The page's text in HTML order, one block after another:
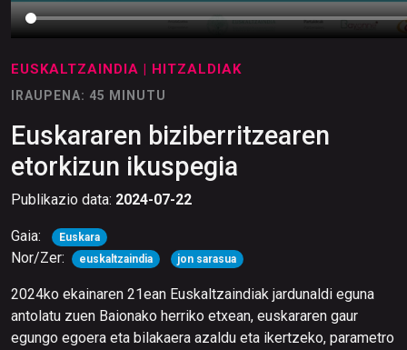
EUSKALTZAINDIA | HITZALDIAK
IRAUPENA: 45 MINUTU
Euskararen biziberritzearen
etorkizun ikuspegia
Publikazio data: 2024-07-22
Gaia: Euskara
Nor/Zer: euskaltzaindia jon sarasua
2024ko ekainaren 21ean Euskaltzaindiak jardunaldi eguna
antolatu zuen Baionako herriko etxean, euskararen gaur
egungo egoera eta bilakaera azaldu eta ikertzeko, parametro